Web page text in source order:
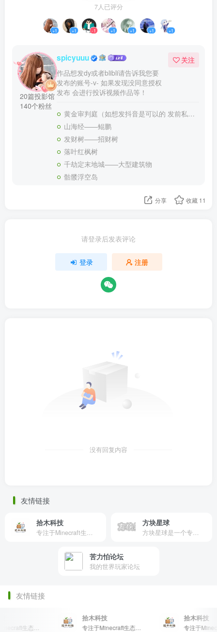
7人已评分
+1 +1 -1 +1 +1 +1 +1
20篇投影馆
140个粉丝
spicyuuu
作品想发dy或者blibli请告诉我您要
发布的账号-v- 如果发现没同意授权
发布 会进行投诉视频作品等！
关注
黄金审判庭（如想发抖音是可以的 发前私信请告诉我您抖音号）
山海经——鲲鹏
发财树——招财树
落叶红枫树
千劫定末地城——大型建筑物
骷髅浮空岛
分享 收藏 11
请登录后发表评论
登录 注册
没有回复内容
友情链接
拾木科技
专注于Minecraft生态建设
方块星球
方块星球是一个专注于我的世界的中文论坛，提供丰富的资源分享、玩家交流和创意展示，包括地图、皮肤、数据包等内容，打造Minecraft玩家的专属社区乐园！
苦力怕论坛
我的世界玩家论坛
友情链接
专注于Minecraft生态建设
拾木科技
专注于Minecraft生态建设
拾木科技